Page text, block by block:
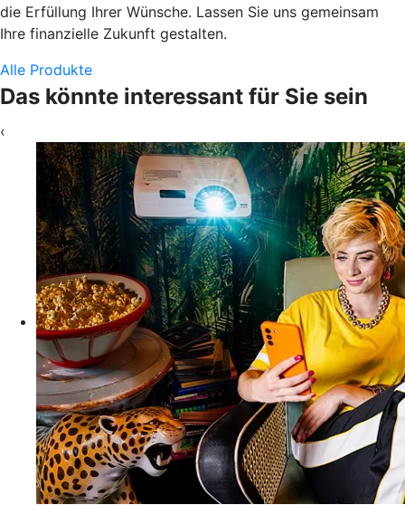
die Erfüllung Ihrer Wünsche. Lassen Sie uns gemeinsam
Ihre finanzielle Zukunft gestalten.
Alle Produkte
Das könnte interessant für Sie sein
‹